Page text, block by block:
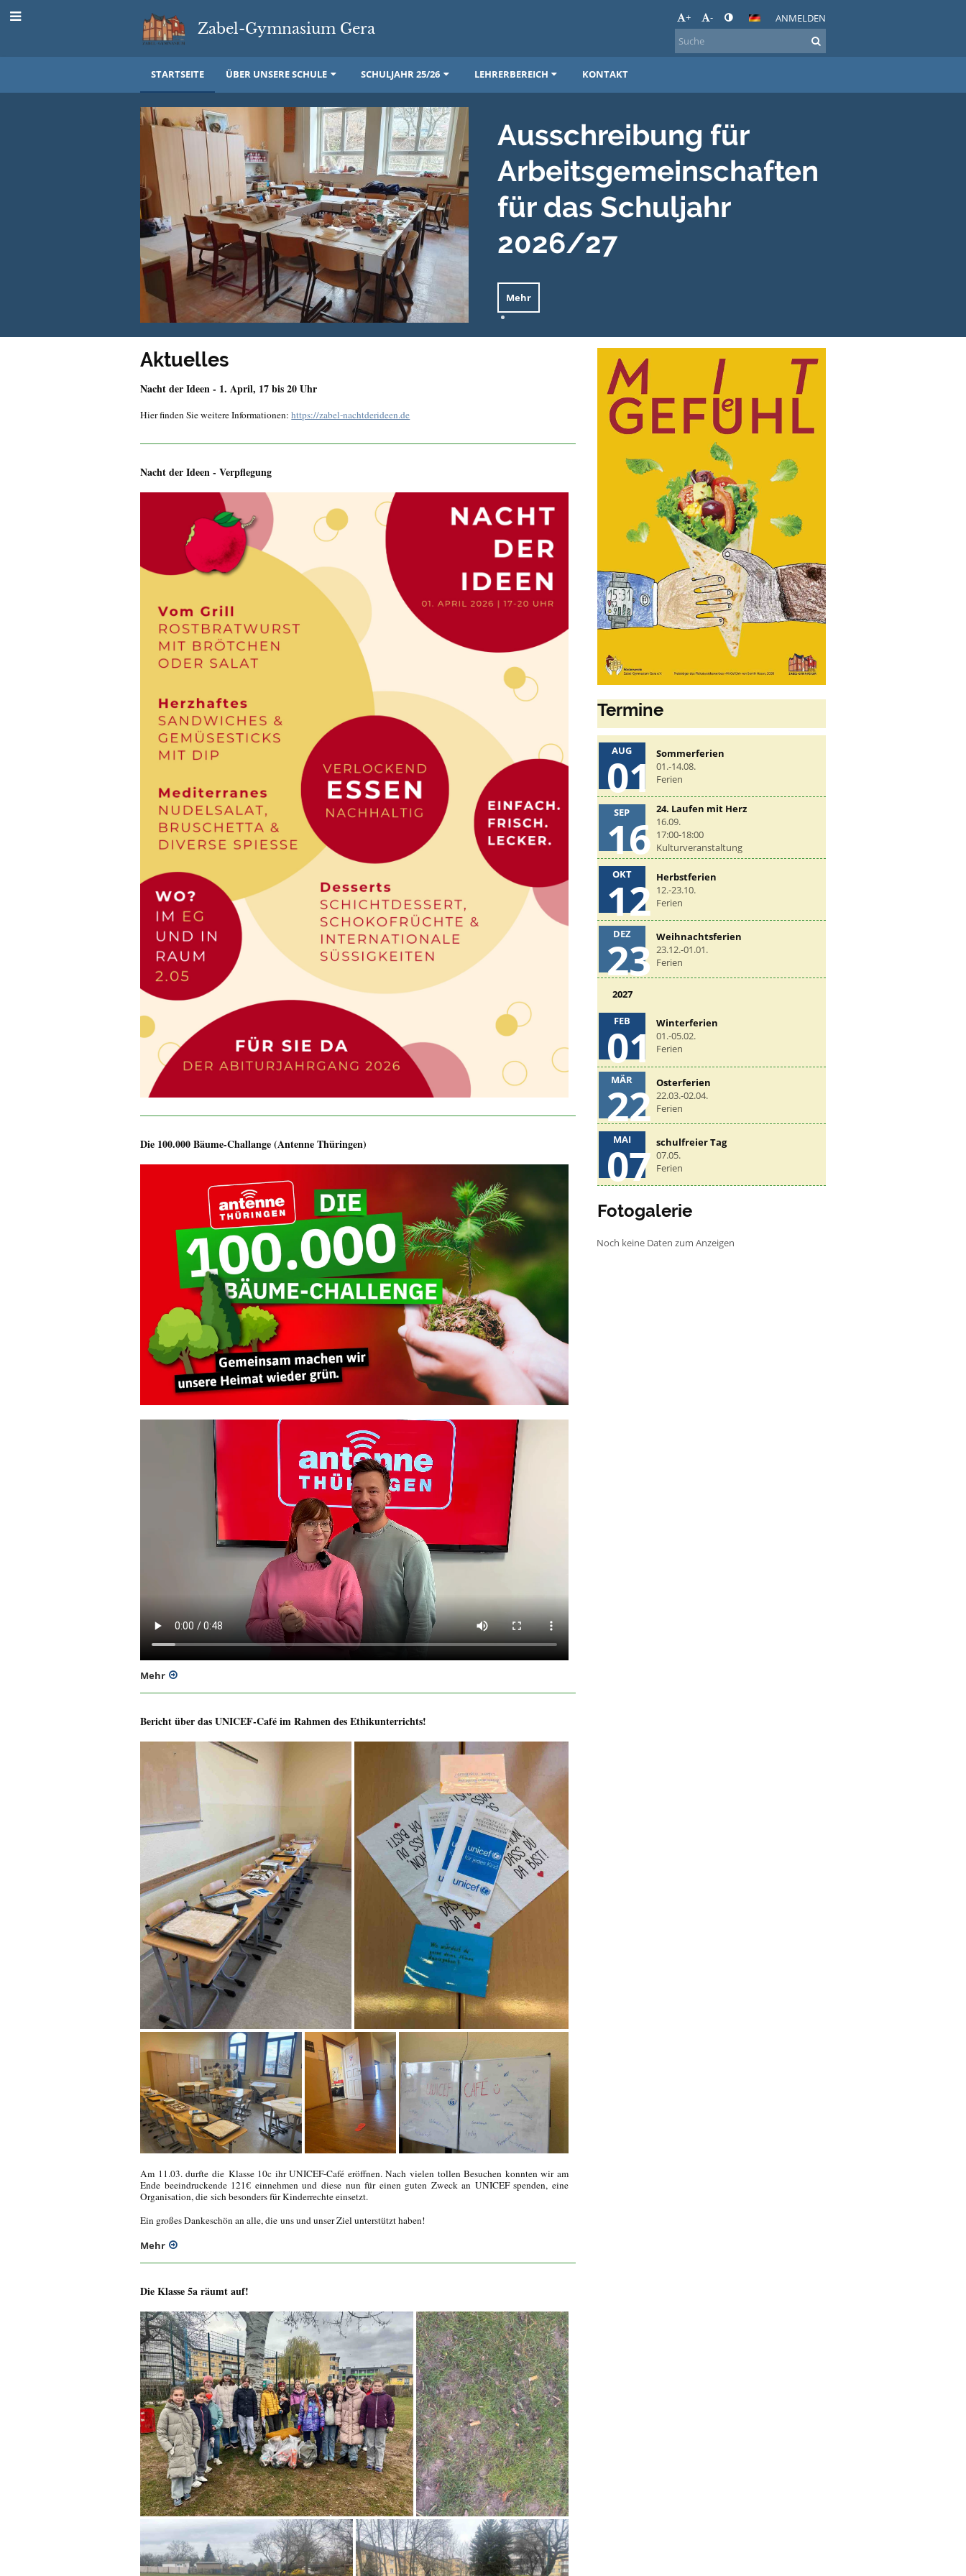
Zabel-Gymnasium Gera
+ - ANMELDEN
STARTSEITE ÜBER UNSERE SCHULE SCHULJAHR 25/26 LEHRERBEREICH KONTAKT
Startseite
Ausschreibung für
Arbeitsgemeinschaften
für das Schuljahr
2026/27
Mehr
Aktuelles
Nacht der Ideen - 1. April, 17 bis 20 Uhr
Hier finden Sie weitere Informationen:https://zabel-nachtderideen.de
Nacht der Ideen - Verpflegung
Die 100.000 Bäume-Challange (Antenne Thüringen)
Mehr
Bericht über das UNICEF-Café im Rahmen des Ethikunterrichts!
Am 11.03. durfte die Klasse 10c ihr UNICEF-Café eröffnen. Nach vielen tollen Besuchen konnten wir am
Ende beeindruckende 121€ einnehmen und diese nun für einen guten Zweck an UNICEF spenden, eine
Organisation, die sich besonders für Kinderrechte einsetzt.
Ein großes Dankeschön an alle, die uns und unser Ziel unterstützt haben!
Mehr
Die Klasse 5a räumt auf!
Termine
AUG
01
Sommerferien
01.-14.08.
Ferien
SEP
16
24. Laufen mit Herz
16.09.
17:00-18:00
Kulturveranstaltung
OKT
12 Herbstferien
12.-23.10.
Ferien
DEZ
23 Weihnachtsferien
23.12.-01.01.
Ferien
2027
FEB
01
Winterferien
01.-05.02.
Ferien
MÄR
22 Osterferien
22.03.-02.04.
Ferien
MAI
07 schulfreier Tag
07.05.
Ferien
Fotogalerie
Noch keine Daten zum Anzeigen